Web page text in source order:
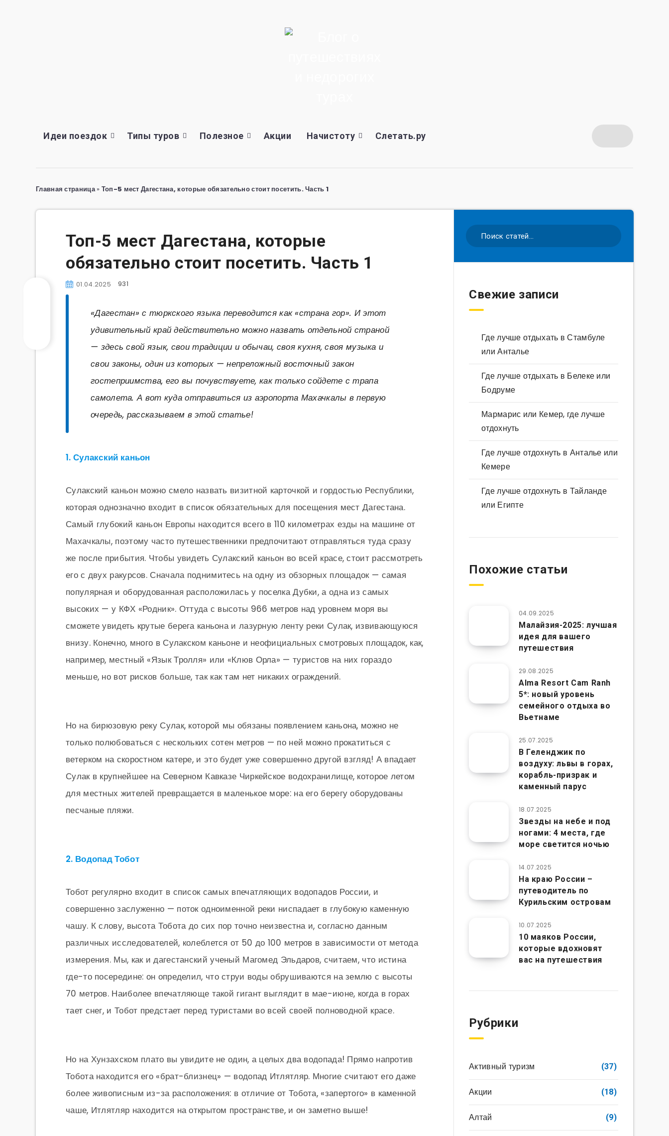
Идеи поездок Типы туров Полезное Акции Начистоту Слетать.ру
Главная страница» Топ-5 мест Дагестана, которые обязательно стоит посетить. Часть 1
Топ-5 мест Дагестана, которые
обязательно стоит посетить. Часть 1
01.04.2025 931
«Дагестан» с тюркского языка переводится как «страна гор». И этот
удивительный край действительно можно назвать отдельной страной
— здесь свой язык, свои традиции и обычаи, своя кухня, своя музыка и
свои законы, один из которых — непреложный восточный закон
гостеприимства, его вы почувствуете, как только сойдете с трапа
самолета. А вот куда отправиться из аэропорта Махачкалы в первую
очередь, рассказываем в этой статье!
1. Сулакский каньон
Сулакский каньон можно смело назвать визитной карточкой и гордостью Республики,
которая однозначно входит в список обязательных для посещения мест Дагестана.
Самый глубокий каньон Европы находится всего в 110 километрах езды на машине от
Махачкалы, поэтому часто путешественники предпочитают отправляться туда сразу
же после прибытия. Чтобы увидеть Сулакский каньон во всей красе, стоит рассмотреть
его с двух ракурсов. Сначала поднимитесь на одну из обзорных площадок — самая
популярная и оборудованная расположилась у поселка Дубки, а одна из самых
высоких — у КФХ «Родник». Оттуда с высоты 966 метров над уровнем моря вы
сможете увидеть крутые берега каньона и лазурную ленту реки Сулак, извивающуюся
внизу. Конечно, много в Сулакском каньоне и неофициальных смотровых площадок, как,
например, местный «Язык Тролля» или «Клюв Орла» — туристов на них гораздо
меньше, но вот рисков больше, так как там нет никаких ограждений.
Но на бирюзовую реку Сулак, которой мы обязаны появлением каньона, можно не
только полюбоваться с нескольких сотен метров — по ней можно прокатиться с
ветерком на скоростном катере, и это будет уже совершенно другой взгляд! А впадает
Сулак в крупнейшее на Северном Кавказе Чиркейское водохранилище, которое летом
для местных жителей превращается в маленькое море: на его берегу оборудованы
песчаные пляжи.
2. Водопад Тобот
Тобот регулярно входит в список самых впечатляющих водопадов России, и
совершенно заслуженно — поток одноименной реки ниспадает в глубокую каменную
чашу. К слову, высота Тобота до сих пор точно неизвестна и, согласно данным
различных исследователей, колеблется от 50 до 100 метров в зависимости от метода
измерения. Мы, как и дагестанский ученый Магомед Эльдаров, считаем, что истина
где-то посередине: он определил, что струи воды обрушиваются на землю с высоты
70 метров. Наиболее впечатляюще такой гигант выглядит в мае-июне, когда в горах
тает снег, и Тобот предстает перед туристами во всей своей полноводной красе.
Но на Хунзахском плато вы увидите не один, а целых два водопада! Прямо напротив
Тобота находится его «брат-близнец» — водопад Итлятляр. Многие считают его даже
более живописным из-за расположения: в отличие от Тобота, «запертого» в каменной
чаше, Итлятляр находится на открытом пространстве, и он заметно выше!
Свежие записи
Где лучше отдыхать в Стамбуле
или Анталье
Где лучше отдыхать в Белеке или
Бодруме
Мармарис или Кемер, где лучше
отдохнуть
Где лучше отдохнуть в Анталье или
Кемере
Где лучше отдохнуть в Тайланде
или Египте
Похожие статьи
04.09.2025
Малайзия-2025: лучшая
идея для вашего
путешествия
29.08.2025
Alma Resort Cam Ranh
5*: новый уровень
семейного отдыха во
Вьетнаме
25.07.2025
В Геленджик по
воздуху: львы в горах,
корабль-призрак и
каменный парус
18.07.2025
Звезды на небе и под
ногами: 4 места, где
море светится ночью
14.07.2025
На краю России –
путеводитель по
Курильским островам
10.07.2025
10 маяков России,
которые вдохновят
вас на путешествия
Рубрики
Активный туризм (37)
Акции (18)
Алтай (9)